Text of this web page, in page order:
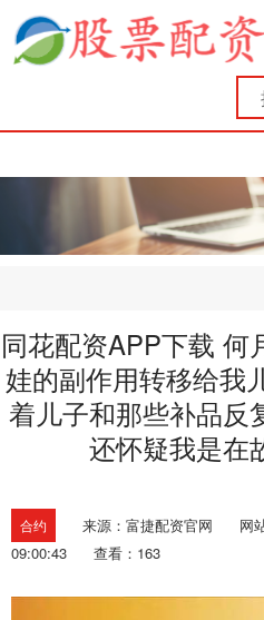
同花配资APP下载 何
娃的副作用转移给我
着儿子和那些补品反
还怀疑我是在
合约 来源：富捷配资官网 网
09:00:43
查看：163